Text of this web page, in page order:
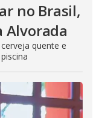
no Brasil,
Alvorada
quente e